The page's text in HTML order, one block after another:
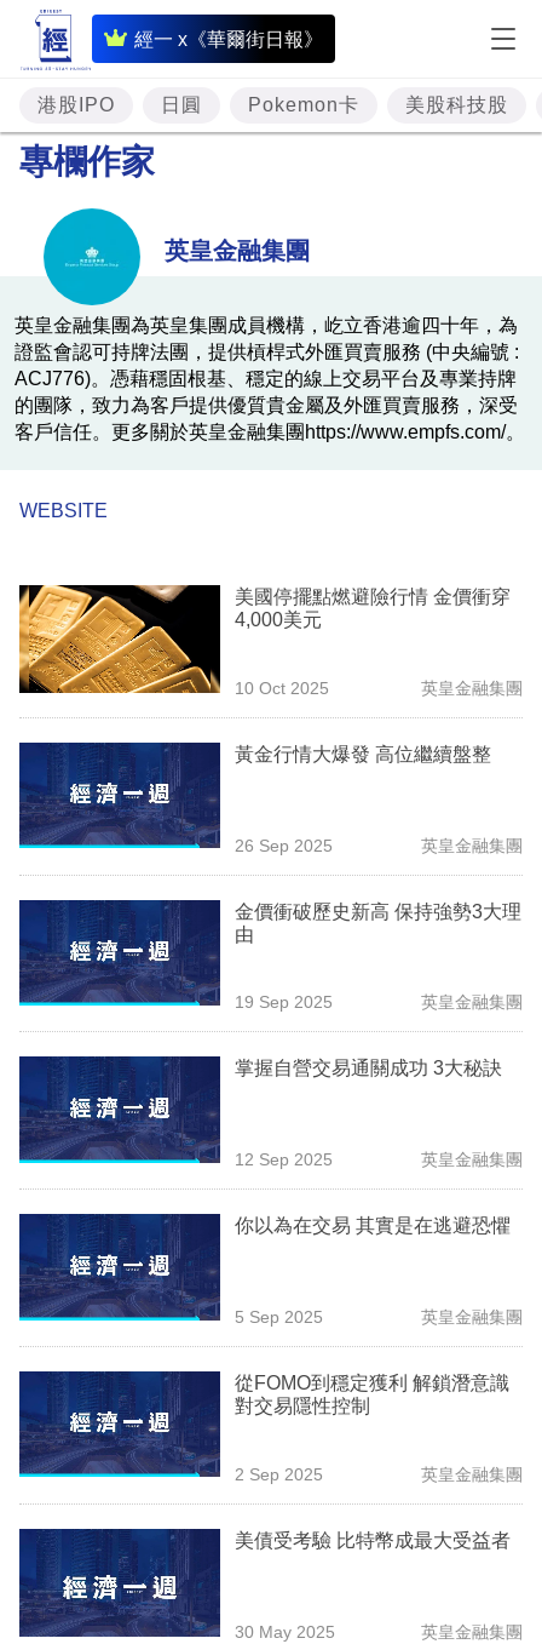
經一 x《華爾街日報》
即
時
財
經
樓
市
理
技
職
生
活
事
專
欄
訂
閱
專
區
港股IPO 日圓 Pokemon卡 美股科技股
專欄作家
英皇金融集團
英皇金融集團為英皇集團成員機構，屹立香港逾四十年，為
證監會認可持牌法團，提供槓桿式外匯買賣服務 (中央編號 :
ACJ776)。憑藉穩固根基、穩定的線上交易平台及專業持牌
的團隊，致力為客戶提供優質貴金屬及外匯買賣服務，深受
客戶信任。更多關於英皇金融集團https://www.empfs.com/。
WEBSITE
美國停擺點燃避險行情 金價衝穿
4,000美元
10 Oct 2025 英皇金融集團
黃金行情大爆發 高位繼續盤整
26 Sep 2025 英皇金融集團
金價衝破歷史新高 保持強勢3大理
由
19 Sep 2025 英皇金融集團
掌握自營交易通關成功 3大秘訣
12 Sep 2025 英皇金融集團
你以為在交易 其實是在逃避恐懼
5 Sep 2025 英皇金融集團
從FOMO到穩定獲利 解鎖潛意識
對交易隱性控制
2 Sep 2025 英皇金融集團
美債受考驗 比特幣成最大受益者
30 May 2025 英皇金融集團